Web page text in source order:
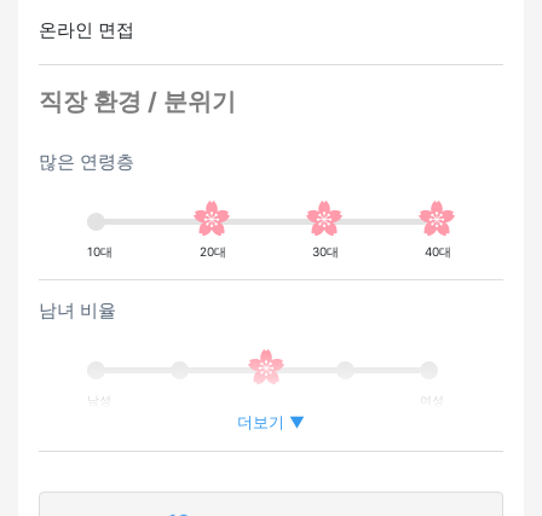
온라인 면접
직장 환경 / 분위기
많은 연령층
10대 20대 30대 40대
남녀 비율
남성 여성
외국인이 근무하는 비율
더보기 ▼